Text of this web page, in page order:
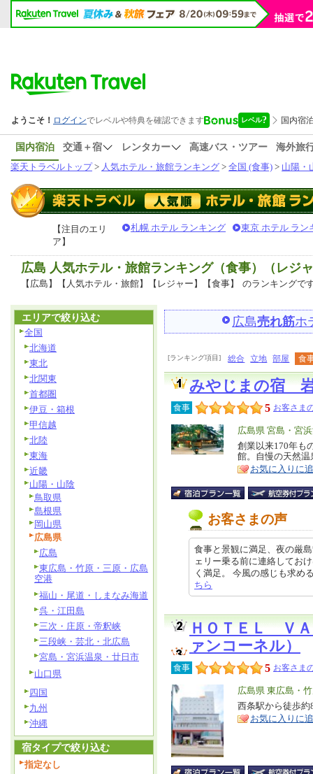
国内宿泊 交通＋宿 レンタカー 高速バス・ツアー
海外旅
楽天トラベルトップ> 人気ホテル・旅館ランキング > 全国 (食事) > 山陽・
【注目のエリ
ア】
札幌 ホテル ランキング 東京 ホテル ラン
広島 人気ホテル・旅館ランキング（食事）（レジ
【広島】【人気ホテル・旅館】【レジャー】【食事】 のランキングで
広島売れ筋ホ
[ランキング項目] 総合 立地 部屋 食
みやじまの宿
食事 5 お客さま
エ
リ
ア
広島県 宮島・宮
特
徴
創業以来170年も
館。自慢の天然
お気に入りに
お客さまの声
食事と景観に満足、夜の厳
ェリー乗る前に連絡してお
く満足。 今風の感じも求
ちら
ＨＯＴＥＬ Ｖ
ァンコーネル）
食事 5 お客さま
エ
リ
ア
広島県 東広島・
特
徴
西条駅から徒歩
お気に入りに
エリアで絞り込む
全国
北海道
東北
北関東
首都圏
伊豆・箱根
甲信越
北陸
東海
近畿
山陽・山陰
鳥取県
島根県
岡山県
広島県
広島
東広島・竹原・三原・広島
空港
福山・尾道・しまなみ海道
呉・江田島
三次・庄原・帝釈峡
三段峡・芸北・北広島
宮島・宮浜温泉・廿日市
山口県
四国
九州
沖縄
宿タイプで絞り込む
指定なし